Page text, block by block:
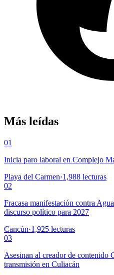
Más leídas
01
Inicia paro laboral en Complejo
Playa del Carmen·1,988 lecturas
02
Fracasa manifestación contra
discurso político para 2027
Cancún·1,925 lecturas
03
Asesinan al creador de contenido
transmisión en Culiacán